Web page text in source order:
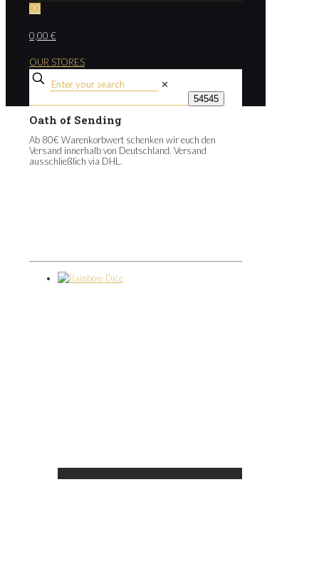
00
0,00 €
OUR STORES
✕
Oath of Sending
Ab 80€ Warenkorbwert schenken wir euch den
Versand innerhalb von Deutschland. Versand
ausschließlich via DHL.